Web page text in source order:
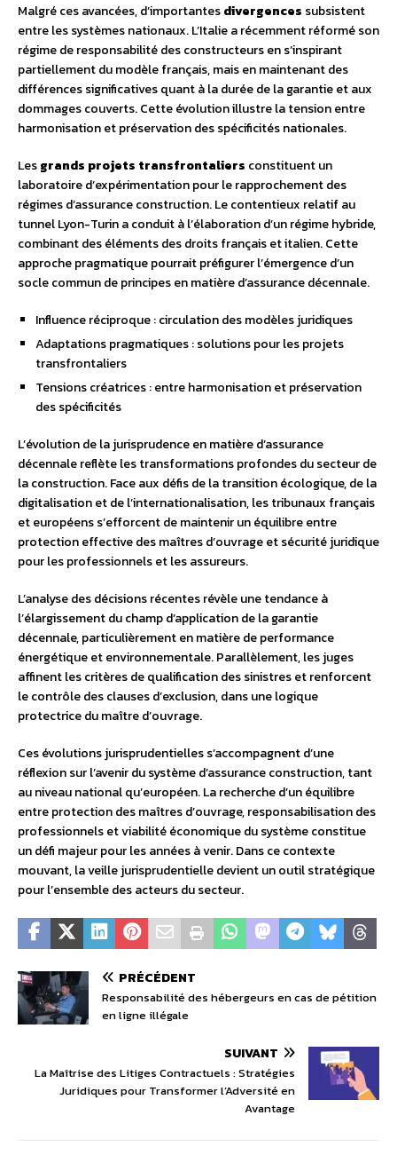
Malgré ces avancées, d’importantesdivergences subsistent
entre les systèmes nationaux. L’Italie a récemment réformé son
régime de responsabilité des constructeurs en s’inspirant
partiellement du modèle français, mais en maintenant des
différences significatives quant à la durée de la garantie et aux
dommages couverts. Cette évolution illustre la tension entre
harmonisation et préservation des spécificités nationales.
Lesgrands projets transfrontaliers constituent un
laboratoire d’expérimentation pour le rapprochement des
régimes d’assurance construction. Le contentieux relatif au
tunnel Lyon-Turin a conduit à l’élaboration d’un régime hybride,
combinant des éléments des droits français et italien. Cette
approche pragmatique pourrait préfigurer l’émergence d’un
socle commun de principes en matière d’assurance décennale.
Influence réciproque : circulation des modèles juridiques
Adaptations pragmatiques : solutions pour les projets
transfrontaliers
Tensions créatrices : entre harmonisation et préservation
des spécificités
L’évolution de la jurisprudence en matière d’assurance
décennale reflète les transformations profondes du secteur de
la construction. Face aux défis de la transition écologique, de la
digitalisation et de l’internationalisation, les tribunaux français
et européens s’efforcent de maintenir un équilibre entre
protection effective des maîtres d’ouvrage et sécurité juridique
pour les professionnels et les assureurs.
L’analyse des décisions récentes révèle une tendance à
l’élargissement du champ d’application de la garantie
décennale, particulièrement en matière de performance
énergétique et environnementale. Parallèlement, les juges
affinent les critères de qualification des sinistres et renforcent
le contrôle des clauses d’exclusion, dans une logique
protectrice du maître d’ouvrage.
Ces évolutions jurisprudentielles s’accompagnent d’une
réflexion sur l’avenir du système d’assurance construction, tant
au niveau national qu’européen. La recherche d’un équilibre
entre protection des maîtres d’ouvrage, responsabilisation des
professionnels et viabilité économique du système constitue
un défi majeur pour les années à venir. Dans ce contexte
mouvant, la veille jurisprudentielle devient un outil stratégique
pour l’ensemble des acteurs du secteur.
PRÉCÉDENT
Responsabilité des hébergeurs en cas de pétition
en ligne illégale
SUIVANT
La Maîtrise des Litiges Contractuels : Stratégies
Juridiques pour Transformer l’Adversité en
Avantage